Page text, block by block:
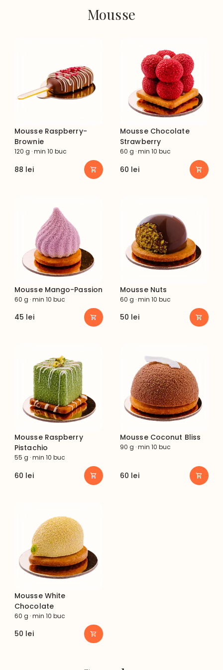
Mousse
Mousse Raspberry-
Brownie
120 g · min 10 buc
88 lei
Mousse Chocolate
Strawberry
60 g · min 10 buc
60 lei
Mousse Mango-Passion
60 g · min 10 buc
45 lei
Mousse Nuts
60 g · min 10 buc
50 lei
Mousse Raspberry
Pistachio
55 g · min 10 buc
60 lei
Mousse Coconut Bliss
90 g · min 10 buc
60 lei
Mousse White
Chocolate
60 g · min 10 buc
50 lei